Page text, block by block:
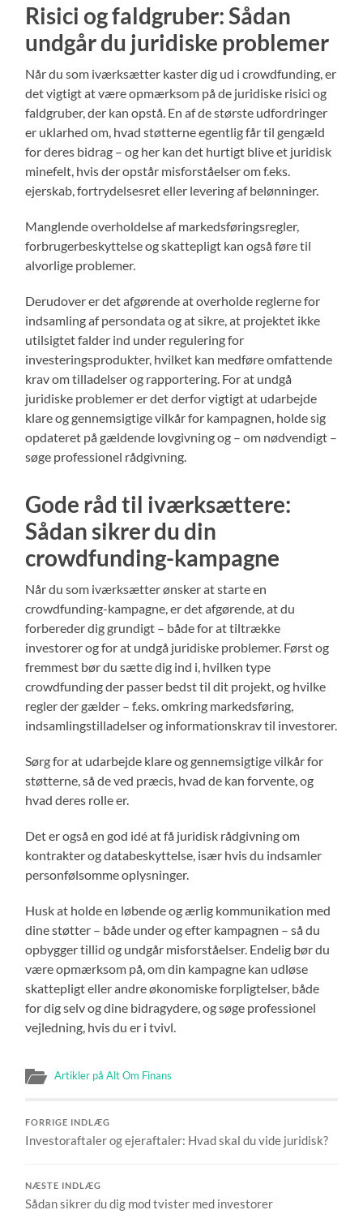
Risici og faldgruber: Sådan
undgår du juridiske problemer
Når du som iværksætter kaster dig ud i crowdfunding, er
det vigtigt at være opmærksom på de juridiske risici og
faldgruber, der kan opstå. En af de største udfordringer
er uklarhed om, hvad støtterne egentlig får til gengæld
for deres bidrag – og her kan det hurtigt blive et juridisk
minefelt, hvis der opstår misforståelser om f.eks.
ejerskab, fortrydelsesret eller levering af belønninger.
Manglende overholdelse af markedsføringsregler,
forbrugerbeskyttelse og skattepligt kan også føre til
alvorlige problemer.
Derudover er det afgørende at overholde reglerne for
indsamling af persondata og at sikre, at projektet ikke
utilsigtet falder ind under regulering for
investeringsprodukter, hvilket kan medføre omfattende
krav om tilladelser og rapportering. For at undgå
juridiske problemer er det derfor vigtigt at udarbejde
klare og gennemsigtige vilkår for kampagnen, holde sig
opdateret på gældende lovgivning og – om nødvendigt –
søge professionel rådgivning.
Gode råd til iværksættere:
Sådan sikrer du din
crowdfunding-kampagne
Når du som iværksætter ønsker at starte en
crowdfunding-kampagne, er det afgørende, at du
forbereder dig grundigt – både for at tiltrække
investorer og for at undgå juridiske problemer. Først og
fremmest bør du sætte dig ind i, hvilken type
crowdfunding der passer bedst til dit projekt, og hvilke
regler der gælder – f.eks. omkring markedsføring,
indsamlingstilladelser og informationskrav til investorer.
Sørg for at udarbejde klare og gennemsigtige vilkår for
støtterne, så de ved præcis, hvad de kan forvente, og
hvad deres rolle er.
Det er også en god idé at få juridisk rådgivning om
kontrakter og databeskyttelse, især hvis du indsamler
personfølsomme oplysninger.
Husk at holde en løbende og ærlig kommunikation med
dine støtter – både under og efter kampagnen – så du
opbygger tillid og undgår misforståelser. Endelig bør du
være opmærksom på, om din kampagne kan udløse
skattepligt eller andre økonomiske forpligtelser, både
for dig selv og dine bidragydere, og søge professionel
vejledning, hvis du er i tvivl.
Artikler på Alt Om Finans
FORRIGE INDLÆG
Investoraftaler og ejeraftaler: Hvad skal du vide juridisk?
NÆSTE INDLÆG
Sådan sikrer du dig mod tvister med investorer